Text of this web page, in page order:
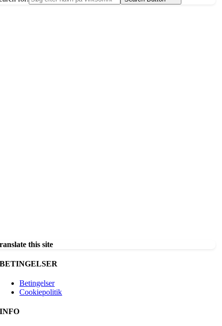
this site
BETINGELSER
Betingelser
Cookiepolitik
INFO